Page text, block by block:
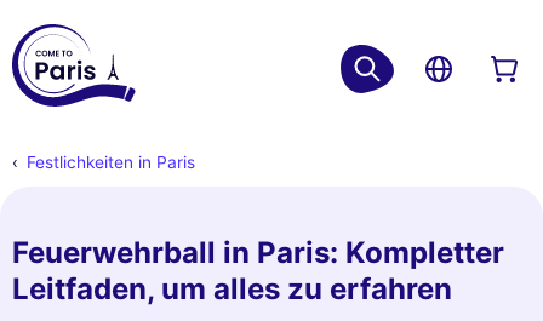
Festlichkeiten in Paris
Feuerwehrball in Paris: Kompletter
Leitfaden, um alles zu erfahren